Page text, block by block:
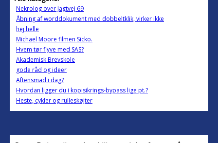
Nekrolog over Jagtvej 69
Åbning af worddokument med dobbeltklik, virker ikke
hej helle
Michael Moore filmen Sicko.
Hvem tør flyve med SAS?
Akademisk Brevskole
gode råd og ideer
Aftensmad i dag?
Hvordan ligger du i kopisikrings-bypass lige pt.?
Heste, cykler og rulleskøjter